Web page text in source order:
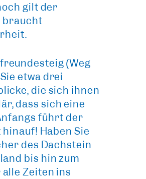
gilt der
braucht
(Weg
etwa drei
, die sich ihnen
, dass sich eine
führt der
Haben Sie
des Dachstein
bis hin zum
Zeiten ins